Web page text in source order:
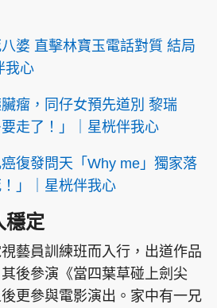
EDUPLUS
使用條款
版權及免責聲明
權所有 . 不得轉載
All rights reserved.
婆 直擊林寶玉電話對質 結局
我心
瘤，同仔女預先道別 黎瑞
走了！」｜星桄伴我心
復發問天「Why me」獨家落
」｜星桄伴我心
穩定
藝員訓練班而入行，出道作品
後參演《當四葉草碰上劍尖
更參與電影演出。家中有一兄